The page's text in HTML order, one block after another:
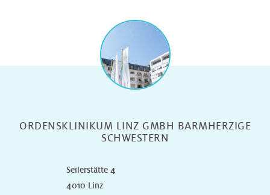
ORDENSKLINIKUM LINZ GMBH BARMHERZIGE
SCHWESTERN
Seilerstätte 4
4010 Linz